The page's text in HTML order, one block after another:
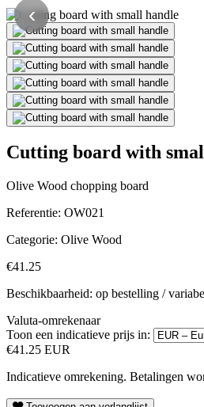
‹
Cutting board with
Olive Wood chopping board
Referentie: OW021
Categorie: Olive Wood
€41.25
Beschikbaarheid: op bestelling /
Valuta-omrekenaar
Toon een indicatieve prijs in:
€41.25 EUR
Indicatieve omrekening. Betalingen